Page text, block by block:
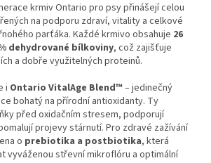
krmiv Ontario pro psy přinášejí celou
na podporu zdraví, vitality a celkové
parťáka. Každé krmivo obsahuje 26
dehydrované bílkoviny, což zajišťuje
a dobře využitelných proteinů.
i Ontario VitalAge Blend™ – jedinečný
bohatý na přírodní antioxidanty. Ty
před oxidačním stresem, podporují
projevy stárnutí. Pro zdravé zažívání
o prebiotika a postbiotika, která
vyváženou střevní mikroflóru a optimální